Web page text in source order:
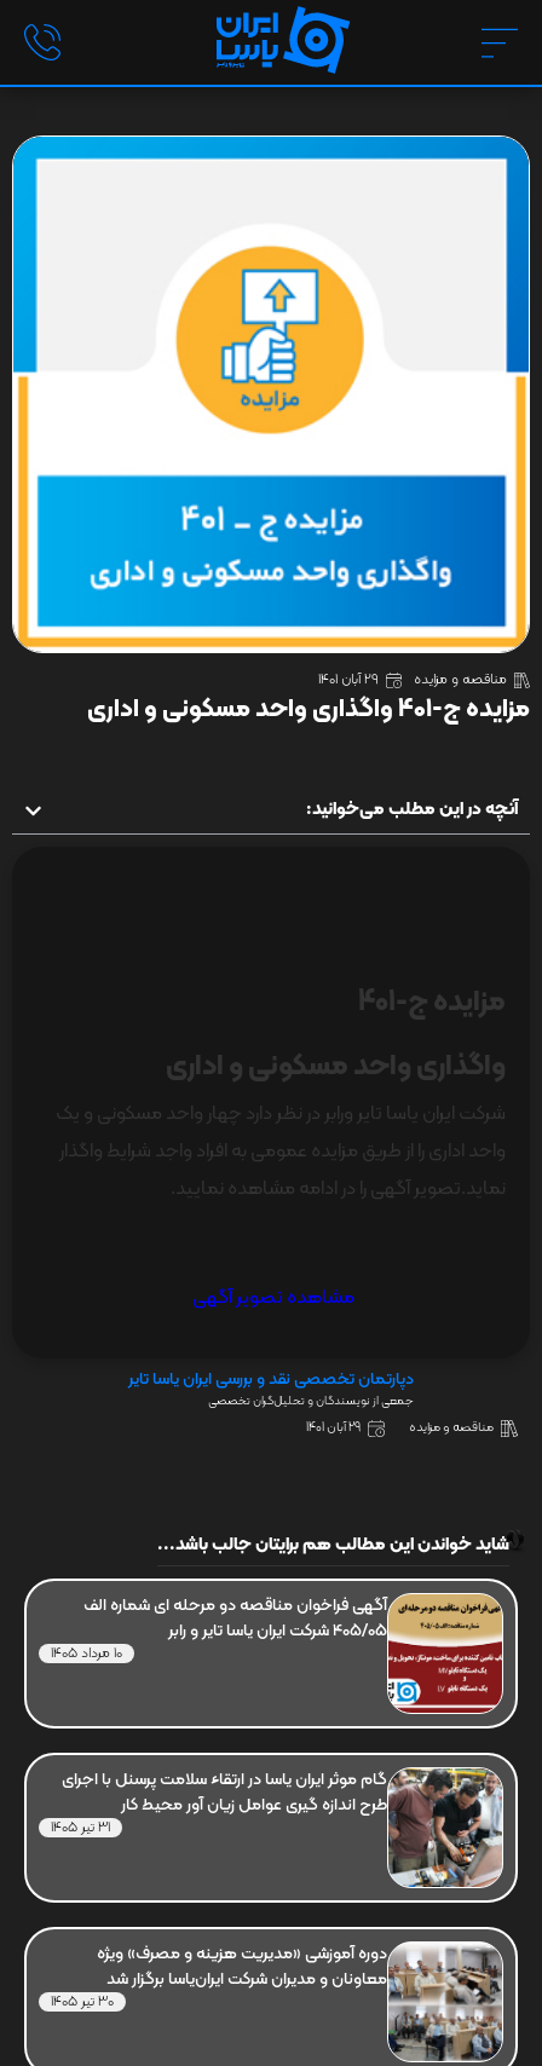
مناقصه و مزایده 29 آبان 1401
مزایده ج-401 واگذاری واحد مسکونی و اداری
آنچه در این مطلب می‌خوانید:
مزایده ج-401
واگذاری واحد مسکونی و اداری
شرکت ایران یاسا تایر ورابر در نظر دارد چهار واحد مسکونی و یک
واحد اداری را از طریق مزایده عمومی به افراد واجد شرایط واگذار
نماید.تصویر آگهی را در ادامه مشاهده نمایید.
مشاهده تصویر آگهی
دپارتمان تخصصی نقد و بررسی ایران یاسا تایر
جمعی از نویسندگان و تحلیل‌گران تخصصی
مناقصه و مزایده 29 آبان 1401
شاید خواندن این مطالب هم برایتان جالب باشد...
آگهی فراخوان مناقصه دو مرحله ای شماره الف
405/05 شرکت ایران یاسا تایر و رابر
10 مرداد 1405
گام موثر ایران یاسا در ارتقاء سلامت پرسنل با اجرای
طرح اندازه گیری عوامل زیان آور محیط کار
31 تیر 1405
دوره آموزشی «مدیریت هزینه و مصرف» ویژه
معاونان و مدیران شرکت ایران‌یاسا برگزار شد
30 تیر 1405